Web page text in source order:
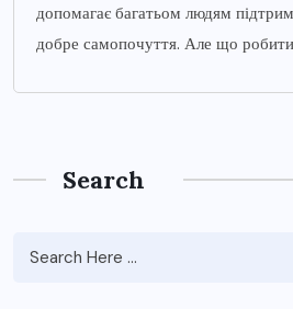
допомагає багатьом людям
добре самопочуття. Але що
Search